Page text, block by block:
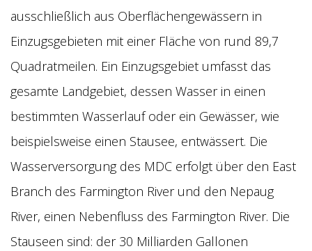
ausschließlich aus Oberflächengewässern in
Einzugsgebieten mit einer Fläche von rund 89,7
Quadratmeilen. Ein Einzugsgebiet umfasst das
gesamte Landgebiet, dessen Wasser in einen
bestimmten Wasserlauf oder ein Gewässer, wie
beispielsweise einen Stausee, entwässert. Die
Wasserversorgung des MDC erfolgt über den East
Branch des Farmington River und den Nepaug
River, einen Nebenfluss des Farmington River. Die
Stauseen sind: der 30 Milliarden Gallonen